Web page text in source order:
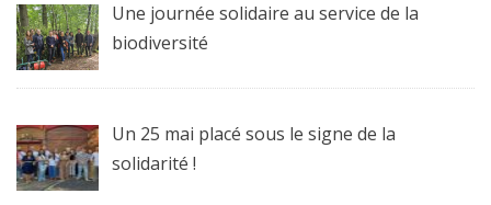
Une journée solidaire au service de la
biodiversité
Un 25 mai placé sous le signe de la
solidarité !